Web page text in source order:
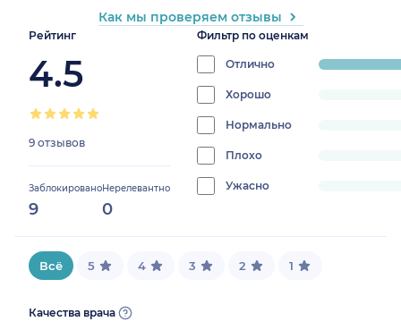
Рейтинг
4.5
9 отзывов
Заблокировано
9
Нерелевантно
0
Фильтр по оценкам
Отлично
progress:
Хорошо
0%
Нормально
0%
Плохо
0%
Ужасно
progress:
Как мы проверяем отзывы
Всё 5 4 3 2 1
Качества врача